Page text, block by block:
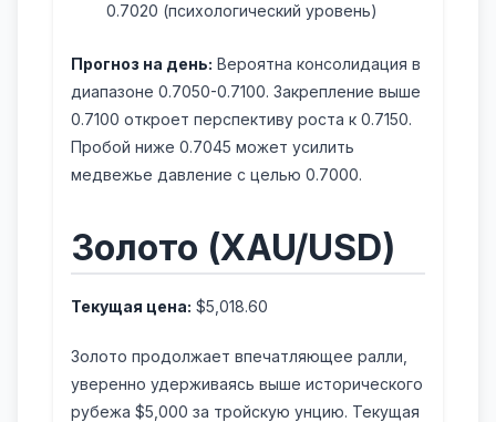
0.7020 (психологический уровень)
Прогноз на день: Вероятна консолидация в
диапазоне 0.7050-0.7100. Закрепление выше
0.7100 откроет перспективу роста к 0.7150.
Пробой ниже 0.7045 может усилить
медвежье давление с целью 0.7000.
Золото (XAU/USD)
Текущая цена: $5,018.60
Золото продолжает впечатляющее ралли,
уверенно удерживаясь выше исторического
рубежа $5,000 за тройскую унцию. Текущая